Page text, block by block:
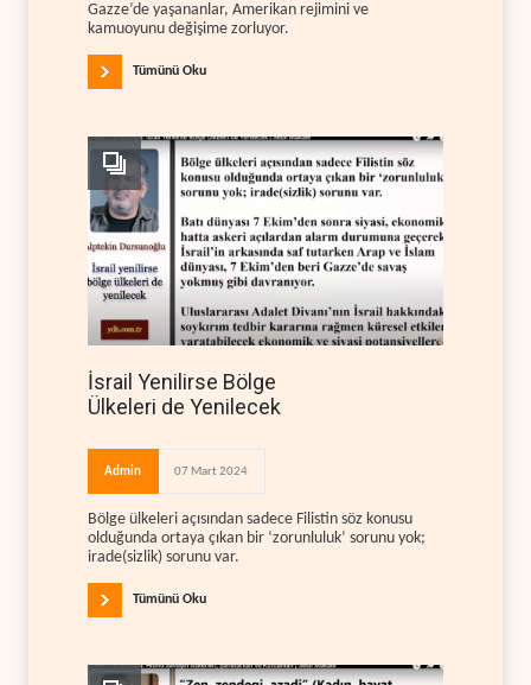
Gazze’de yaşananlar, Amerikan rejimini ve
kamuoyunu değişime zorluyor.
Tümünü Oku
İsrail Yenilirse Bölge
Ülkeleri de Yenilecek
Admin 07 Mart 2024
Bölge ülkeleri açısından sadece Filistin söz konusu
olduğunda ortaya çıkan bir ‘zorunluluk’ sorunu yok;
irade(sizlik) sorunu var.
Tümünü Oku